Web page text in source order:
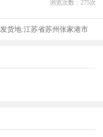
浏览次数： 275次
发货地:江苏省苏州张家港市